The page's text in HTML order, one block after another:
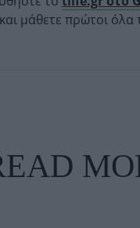
και μάθετε πρώτοι όλα